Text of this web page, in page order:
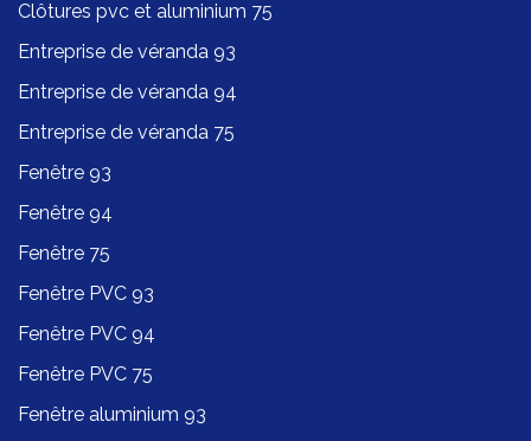
Clôtures pvc et aluminium 75
Entreprise de véranda 93
Entreprise de véranda 94
Entreprise de véranda 75
Fenêtre 93
Fenêtre 94
Fenêtre 75
Fenêtre PVC 93
Fenêtre PVC 94
Fenêtre PVC 75
Fenêtre aluminium 93